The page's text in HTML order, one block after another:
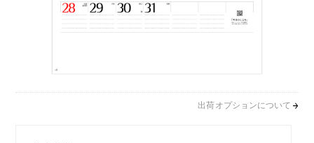
出荷オプションについて